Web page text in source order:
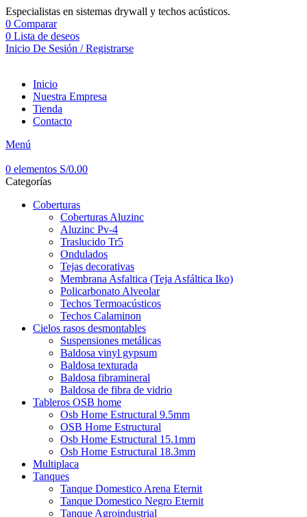
Especialistas en sistemas drywall y techos acústicos.
0 Comparar
0 Lista de deseos
Inicio De Sesión / Registrarse
Inicio
Nuestra Empresa
Tienda
Contacto
Menú
0 elementos S/0.00
Categorías
Coberturas
Coberturas Aluzinc
Aluzinc Pv-4
Traslucido Tr5
Ondulados
Tejas decorativas
Membrana Asfaltica (Teja Asfáltica Iko)
Policarbonato Alveolar
Techos Termoacústicos
Techos Calaminon
Cielos rasos desmontables
Suspensiones metálicas
Baldosa vinyl gypsum
Baldosa texturada
Baldosa fibramineral
Baldosa de fibra de vidrio
Tableros OSB home
Osb Home Estructural 9.5mm
OSB Home Estructural
Osb Home Estructural 15.1mm
Osb Home Estructural 18.3mm
Multiplaca
Tanques
Tanque Domestico Arena Eternit
Tanque Domestico Negro Eternit
Tanque Agroindustrial